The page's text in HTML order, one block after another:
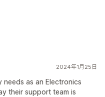
2024年1月25日
as an Electronics
their support team is